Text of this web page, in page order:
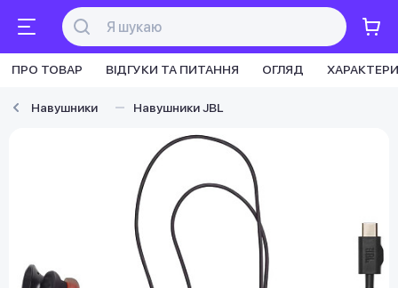
ПРО ТОВАР ВІДГУКИ ТА ПИТАННЯ ОГЛЯД
Навушники Навушники JBL